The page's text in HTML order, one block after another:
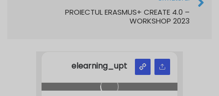
PROIECTUL ERASMUS+ CREATE 4.0 –
WORKSHOP 2023
elearning_upt